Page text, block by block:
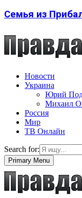
Семья из
Новости
Украина
Юрий
Михаил
Россия
Мир
ТВ Онлайн
Search for:
Primary Menu